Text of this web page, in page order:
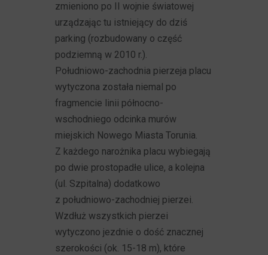
zmieniono po II wojnie światowej
urządzając tu istniejący do dziś
parking (rozbudowany o część
podziemną w 2010 r.).
Południowo-zachodnia pierzeja placu
wytyczona została niemal po
fragmencie linii północno-
wschodniego odcinka murów
miejskich Nowego Miasta Torunia.
Z każdego narożnika placu wybiegają
po dwie prostopadłe ulice, a kolejna
(ul. Szpitalna) dodatkowo
z południowo-zachodniej pierzei.
Wzdłuż wszystkich pierzei
wytyczono jezdnie o dość znacznej
szerokości (ok. 15-18 m), które